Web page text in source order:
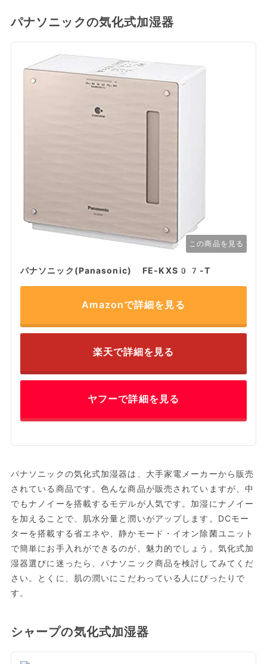
パナソニックの気化式加湿器
この商品を見る
パナソニック(Panasonic) FE-KXS07-T
Amazonで詳細を見る
楽天で詳細を見る
ヤフーで詳細を見る
パナソニックの気化式加湿器は、大手家電メーカーから販売
されている商品です。色んな商品が販売されていますが、中
でもナノイーを搭載するモデルが人気です。加湿にナノイー
を加えることで、肌水分量と潤いがアップします。DCモー
ターを搭載する省エネや、静かモード・イオン除菌ユニット
で簡単にお手入れができるのが、魅力的でしょう。気化式加
湿器選びに迷ったら、パナソニック商品を検討してみてくだ
さい。とくに、肌の潤いにこだわっている人にぴったりで
す。
シャープの気化式加湿器